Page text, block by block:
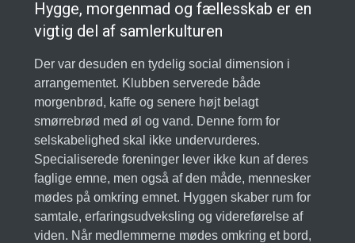
Hygge, morgenmad og fællesskab er en
vigtig del af samlerkulturen
Der var desuden en tydelig social dimension i
arrangementet. Klubben serverede både
morgenbrød, kaffe og senere højt belagt
smørrebrød med øl og vand. Denne form for
selskabelighed skal ikke undervurderes.
Specialiserede foreninger lever ikke kun af deres
faglige emne, men også af den måde, mennesker
mødes på omkring emnet. Hyggen skaber rum for
samtale, erfaringsudveksling og videreførelse af
viden. Når medlemmerne mødes omkring et bord,